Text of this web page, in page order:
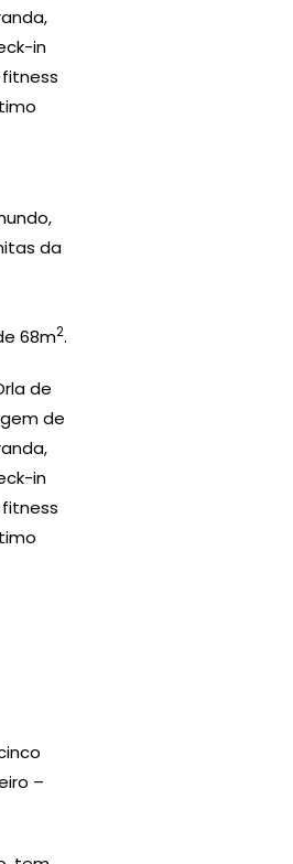
in
da
68m2.
de
de
in
–